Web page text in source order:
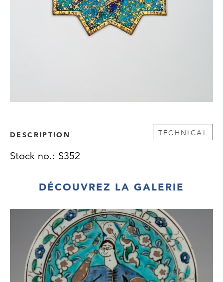
DESCRIPTION TECHNICAL
Stock no.: S352
DÉCOUVREZ LA GALERIE